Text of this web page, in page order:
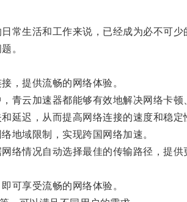
生活和工作来说，已经成为必不可少
。
，提供流畅的网络体验。
云加速器都能够有效地解决网络卡顿
迟，从而提高网络连接的速度和稳定
域限制，实现跨国网络加速。
情况自动选择最佳的传输路径，提供
可享受流畅的网络体验。